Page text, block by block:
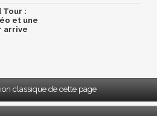
Tour :
et une
arrive
classique de cette page